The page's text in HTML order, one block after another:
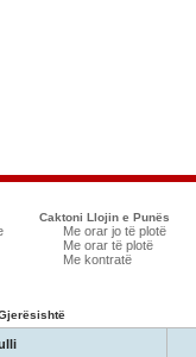
Caktoni Llojin e Punës
Me orar jo të plotë
Me orar të plotë
Me kontratë